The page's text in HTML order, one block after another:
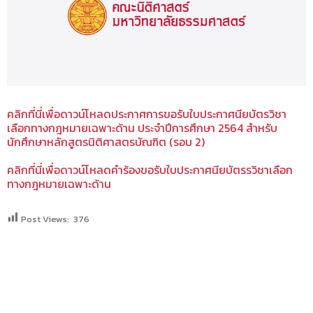
คลิกที่นี่เพื่อดาวน์โหลดประกาศการขอรับใบประกาศนียบัตรวิชา
เลือกทางกฎหมายเฉพาะด้าน ประจำปีการศึกษา 2564 สำหรับ
นักศึกษาหลักสูตรนิติศาสตรบัณฑิต (รอบ 2)
คลิกที่นี่เพื่อดาวน์โหลดคำร้องขอรับใบประกาศนียบัตรรวิชาเลือก
ทางกฎหมายเฉพาะด้าน
Post Views: 376